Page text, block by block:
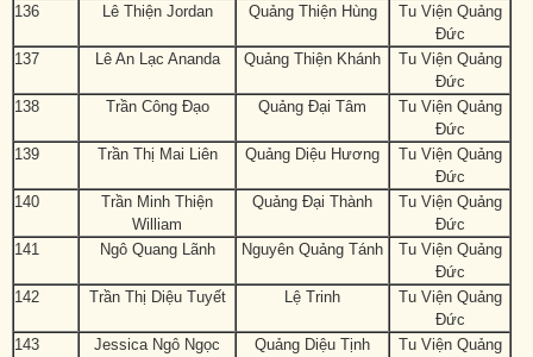
136
Lê Thiện Jordan Quảng Thiện Hùng
Tu Viện Quảng
Đức
137
Lê An Lạc Ananda Quảng Thiện Khánh
Tu Viện Quảng
Đức
138
Trần Công Đạo Quảng Đại Tâm
Tu Viện Quảng
Đức
139
Trần Thị Mai Liên Quảng Diệu Hương
Tu Viện Quảng
Đức
140
Trần Minh Thiện
William
Quảng Đại Thành
Tu Viện Quảng
Đức
141
Ngô Quang Lãnh Nguyên Quảng Tánh
Tu Viện Quảng
Đức
142
Trần Thị Diệu Tuyết Lệ Trinh
Tu Viện Quảng
Đức
143
Jessica Ngô Ngọc
Quảng Diệu Tịnh
Tu Viện Quảng